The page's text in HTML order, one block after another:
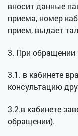
вносит данные
приема, номер
прием, выдает
3. При обращении
3.1. в кабинете
консультацию
3.2.в кабинете
обращении).